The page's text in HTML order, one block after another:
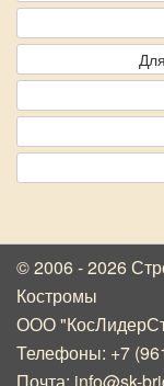
© 2006 - 2026
Костромы
ООО
Телефоны: +7